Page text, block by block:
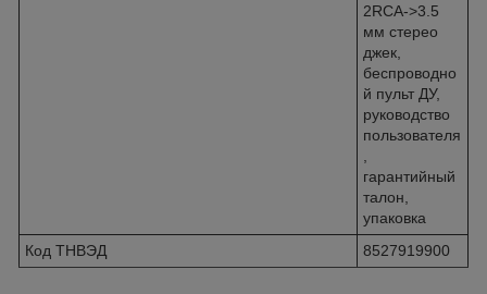
2RCA->3.5
мм стерео
джек,
беспроводно
й пульт ДУ,
руководство
пользователя
гарантийный
талон,
упаковка
Код ТНВЭД
8527919900